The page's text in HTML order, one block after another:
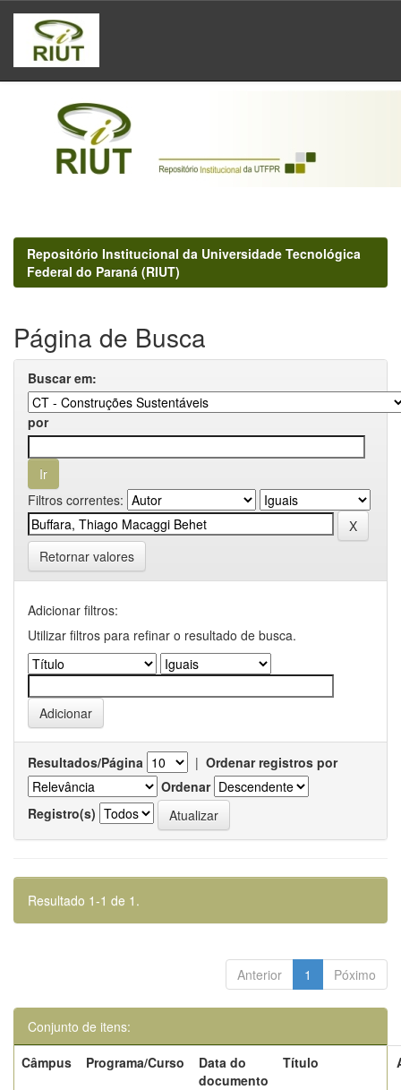
Skip
navigation
Repositório Institucional da Universidade Tecnológica
Federal do Paraná (RIUT)
Página de Busca
Buscar em:
por
Filtros correntes:
Retornar valores
Adicionar filtros:
Utilizar filtros para refinar o resultado de busca.
Resultados/Página | Ordenar registros por
Ordenar
Registro(s)
Resultado 1-1 de 1.
Anterior 1 Póximo
Conjunto de itens:
Câmpus
Programa/Curso
Data do
documento
Título